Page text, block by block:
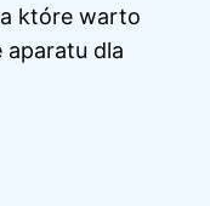
które warto
dla